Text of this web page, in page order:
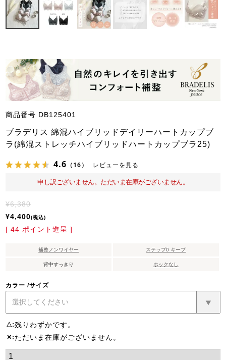
商品番号 DB125401
ブラデリス 綿混ハイブリッドデイリーハートカップブ
ラ(綿混ストレッチハイブリッドハートカップブラ25)
4.6 （16） レビューを見る
申し訳ございません。ただいま在庫がございません。
¥6,380
¥4,400 税込
[ 44 ポイント進呈 ]
補整ノンワイヤー ステップ0 キープ
背中すっきり ホックなし
カラー サイズ
△ 残りわずかです。
✕ ただいま在庫がございません。